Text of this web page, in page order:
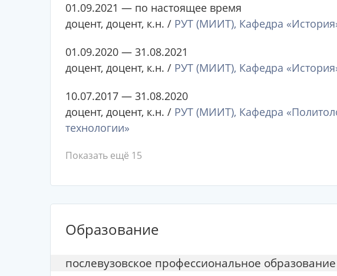
01.09.2021 — по настоящее время
доцент, доцент, к.н. / РУТ (МИИТ), Кафедра
01.09.2020 — 31.08.2021
доцент, доцент, к.н. / РУТ (МИИТ), Кафедра
10.07.2017 — 31.08.2020
доцент, доцент, к.н. / РУТ (МИИТ), Кафедра
технологии»
Показать ещё 15
Образование
послевузовское профессиональное образование